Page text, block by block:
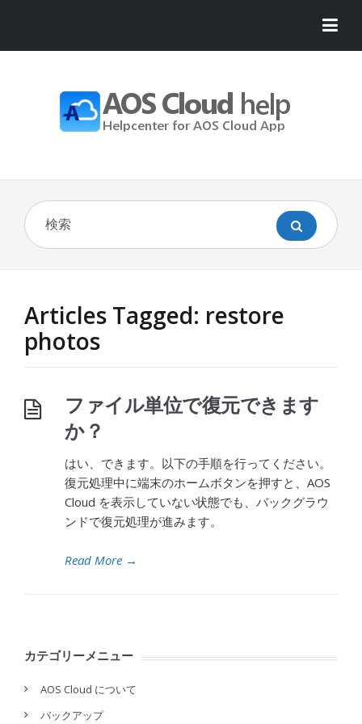
Articles Tagged: restore
photos
ファイル単位で復元できます
か？
はい、できます。以下の手順を行ってください。
復元処理中に端末のホームボタンを押すと、AOS
Cloud を表示していない状態でも、バックグラウ
ンドで復元処理が進みます。
Read More →
カテゴリーメニュー
AOS Cloud について
バックアップ